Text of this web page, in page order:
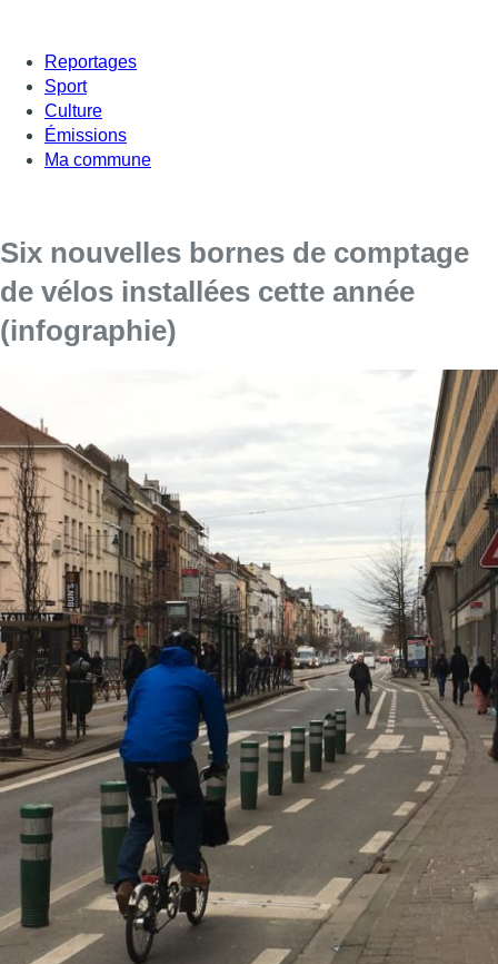
Reportages
Sport
Culture
Émissions
Ma commune
Six nouvelles bornes de comptage
de vélos installées cette année
(infographie)